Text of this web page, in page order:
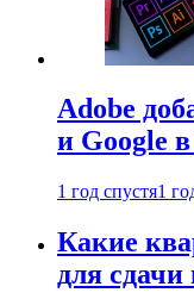
Adobe
и Google
1 год спустя1
Какие
для сдачи